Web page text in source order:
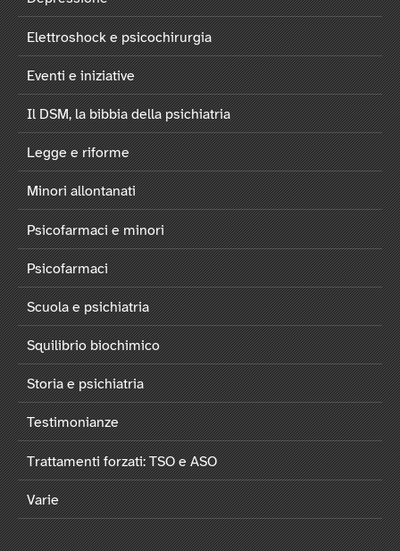
Elettroshock e psicochirurgia
Eventi e iniziative
Il DSM, la bibbia della psichiatria
Legge e riforme
Minori allontanati
Psicofarmaci e minori
Psicofarmaci
Scuola e psichiatria
Squilibrio biochimico
Storia e psichiatria
Testimonianze
Trattamenti forzati: TSO e ASO
Varie